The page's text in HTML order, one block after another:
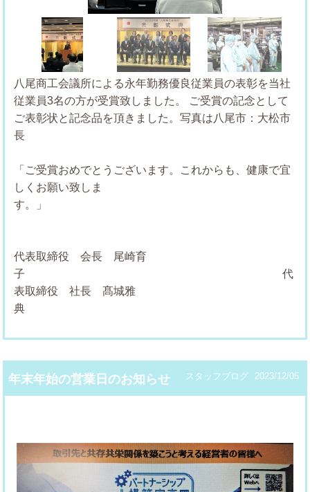
八尾商工会議所による永年勤務優良従業員の表彰を当社
従業員3名の方が受賞致しました。
ご受賞の記念として
ご表彰状と記念品を頂きました。写真は八尾市：大松市
長
「ご受賞おめでとうございます。これからも、健康で宜
しくお願い致しま
す。
代表取締役 会長 尾崎育
子
代
表取締役 社長 髙城雅
年末年始の営業日のお知らせ 2023/12/05
スタッフブログ